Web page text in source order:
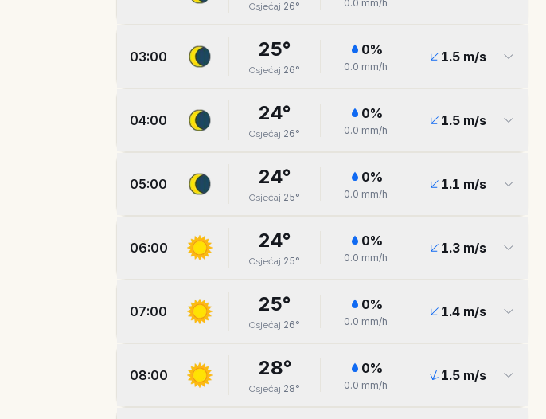
Osjećaj 26° 0.0 mm/h
03:00 25°
Osjećaj 26°
0%
0.0 mm/h
1.5m/s
04:00 24°
Osjećaj 26°
0%
0.0 mm/h
1.5m/s
05:00 24°
Osjećaj 25°
0%
0.0 mm/h
1.1 m/s
06:00 24°
Osjećaj 25°
0%
0.0 mm/h
1.3m/s
07:00 25°
Osjećaj 26°
0%
0.0 mm/h
1.4m/s
08:00 28°
Osjećaj 28°
0%
0.0 mm/h
1.5m/s